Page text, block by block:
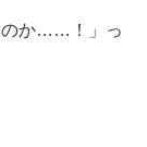
のか……！」っ